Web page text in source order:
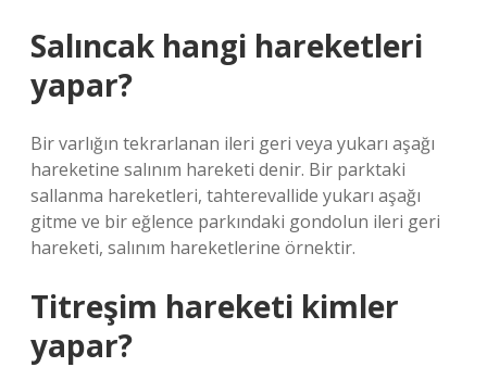
Salıncak hangi hareketleri
yapar?
Bir varlığın tekrarlanan ileri geri veya yukarı aşağı
hareketine salınım hareketi denir. Bir parktaki
sallanma hareketleri, tahterevallide yukarı aşağı
gitme ve bir eğlence parkındaki gondolun ileri geri
hareketi, salınım hareketlerine örnektir.
Titreşim hareketi kimler
yapar?